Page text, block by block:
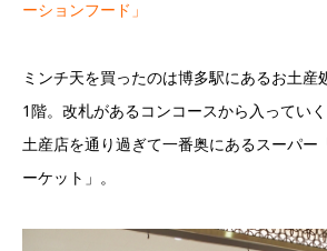
ーションフード」
ミンチ天を買ったのは博多駅にあるお土産
1階。改札があるコンコースから入ってい
土産店を通り過ぎて一番奥にあるスーパー
ーケット」。